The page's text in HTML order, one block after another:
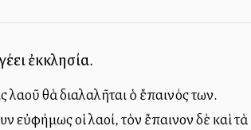
ἐκκλησία.
λαοῦ θὰ διαλαλῆται ὁ ἔπαινός των.
οἱ λαοί, τὸν ἔπαινον δὲ καὶ τὰ